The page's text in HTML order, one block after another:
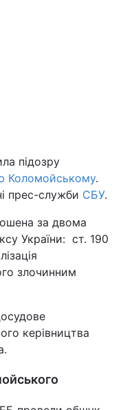
підозру
Коломойському.
прес-служби СБУ.
за двома
України: ст. 190
злочинним
керівництва